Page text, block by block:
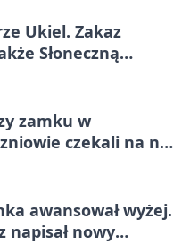
Ukiel. Zakaz
Słoneczną
zamku w
czekali na nią
awansował wyżej.
napisał nowy